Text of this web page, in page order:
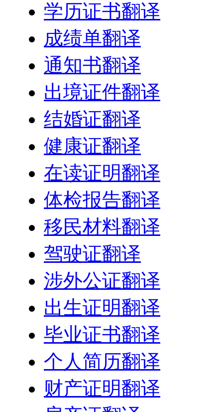
学历证书翻译
成绩单翻译
通知书翻译
出境证件翻译
结婚证翻译
健康证翻译
在读证明翻译
体检报告翻译
移民材料翻译
驾驶证翻译
涉外公证翻译
出生证明翻译
毕业证书翻译
个人简历翻译
财产证明翻译